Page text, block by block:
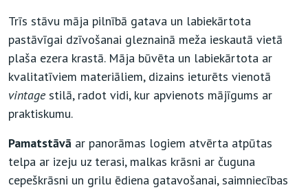
Trīs stāvu māja pilnībā gatava un labiekārtota
pastāvīgai dzīvošanai gleznainā meža ieskautā vietā
plaša ezera krastā. Māja būvēta un labiekārtota ar
kvalitatīviem materiāliem, dizains ieturēts vienotā
vintagestilā, radot vidi, kur apvienots mājīgums ar
praktiskumu.
Pamatstāvā ar panorāmas logiem atvērta atpūtas
telpa ar izeju uz terasi, malkas krāsni ar čuguna
cepeškrāsni un grilu ēdiena gatavošanai, saimniecības